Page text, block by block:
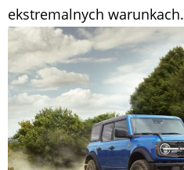
ekstremalnych warunkach.